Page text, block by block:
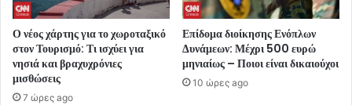
Ο νέος χάρτης για το χωροταξικό
στον Τουρισμό: Τι ισχύει για
νησιά και βραχυχρόνιες
μισθώσεις
7 ώρες ago
Επίδομα διοίκησης Ενόπλων
Δυνάμεων: Μέχρι 500 ευρώ
μηνιαίως – Ποιοι είναι δικαιούχοι
10 ώρες ago